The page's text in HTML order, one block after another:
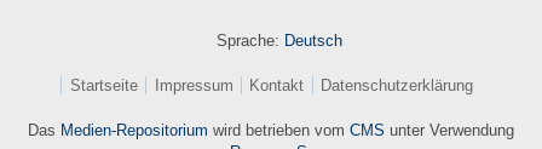
Sprache: Deutsch
Startseite Impressum Kontakt Datenschutzerklärung
Das Medien-Repositorium wird betrieben vom CMS unter Verwendung